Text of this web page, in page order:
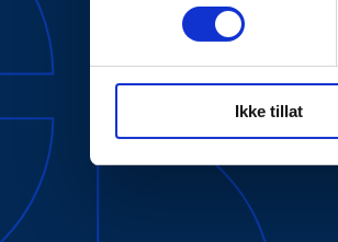
Ikke tillat
Om oss